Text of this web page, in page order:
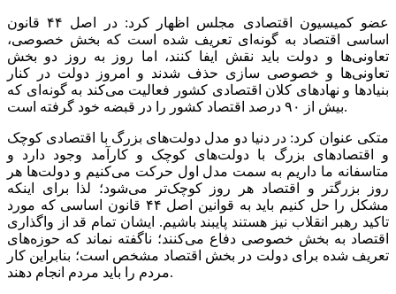
عضو کمیسیون اقتصادی مجلس اظهار کرد: در اصل ۴۴ قانون
اساسی اقتصاد به گونه‌ای تعریف شده است که بخش خصوصی،
تعاونی‌ها و دولت باید نقش ایفا کنند، اما روز به روز دو بخش
تعاونی‌ها و خصوصی سازی حذف شدند و امروز دولت در کنار
بنیاد‌ها و نهاد‌های کلان اقتصادی کشور فعالیت می‌کند به گونه‌ای که
بیش از ۹۰ درصد اقتصاد کشور را در قبضه خود گرفته است.
متکی عنوان کرد: در دنیا دو مدل دولت‌های بزرگ با اقتصادی کوچک
و اقتصاد‌های بزرگ با دولت‌های کوچک و کارآمد وجود دارد و
متاسفانه ما داریم به سمت مدل اول حرکت می‌کنیم و دولت‌ها هر
روز بزرگتر و اقتصاد هر روز کوچک‌تر می‌شود؛ لذا برای اینکه
مشکل را حل کنیم باید به قوانین اصل ۴۴ قانون اساسی که مورد
تاکید رهبر انقلاب نیز هستند پایبند باشیم. ایشان تمام قد از واگذاری
اقتصاد به بخش خصوصی دفاع می‌کنند؛ ناگفته نماند که حوزه‌های
تعریف شده برای دولت در بخش اقتصاد مشخص است؛ بنابراین کار
مردم را باید مردم انجام دهند.